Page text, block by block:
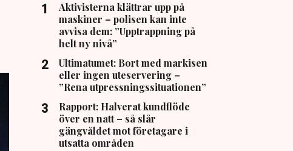
Aktivisterna klättrar upp på
maskiner – polisen kan inte
avvisa dem: ”Upptrappning på
helt ny nivå”
Ultimatumet: Bort med markisen
eller ingen uteservering –
”Rena utpressningssituationen”
Rapport: Halverat kundflöde
över en natt – så slår
gängvåldet mot företagare i
utsatta områden